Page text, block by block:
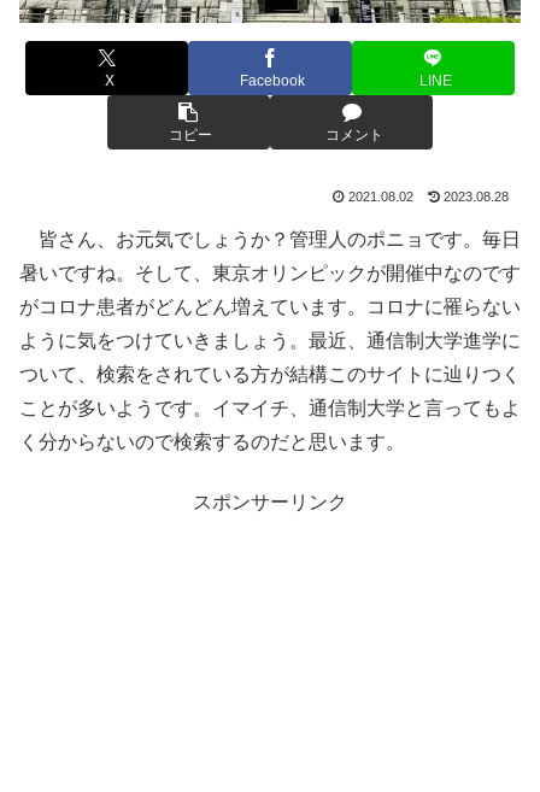
X Facebook LINE
コピー コメント
2021.08.02 2023.08.28
皆さん、お元気でしょうか？管理人のポニョです。毎日
暑いですね。そして、東京オリンピックが開催中なのです
がコロナ患者がどんどん増えています。コロナに罹らない
ように気をつけていきましょう。最近、通信制大学進学に
ついて、検索をされている方が結構このサイトに辿りつく
ことが多いようです。イマイチ、通信制大学と言ってもよ
く分からないので検索するのだと思います。
スポンサーリンク